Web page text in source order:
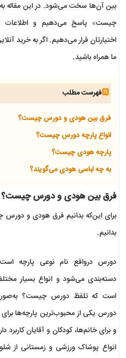
بین آن‌ها سخت می‌شود. در این مقاله
چیست» پاسخ می‌دهیم و اطلاعات
اختیارتان قرار می‌دهیم. اگر به خرید
ما همراه باشید.
فهرست مطلب
فرق بین هودی و دورس چیست؟
انواع پارچه دورس چیست؟
پارچه هودی چیست؟
به چه لباسی هودی می‌گویند؟
فرق بین هودی و دورس چیست؟
برای این‌که بدانیم فرق هودی و دورس
بدانیم.
دورس درواقع نام نوعی پارچه
دسته‌بندی می‌شود و انواع بسیار
دورس یکی از محبوب‌ترین پارچه‌ها
و برای خانم‌ها، کودکان و آقایان کاربرد
انواع پوشاک ورزشی و زمستانی از